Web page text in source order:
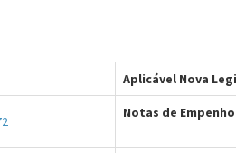
Aplicável Nova
Notas de Empenho